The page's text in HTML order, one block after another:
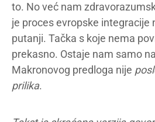
to. No već nam
je proces evropske integracije
putanji. Tačka s koje nema
prekasno. Ostaje nam samo
Makronovog predloga nije
prilika.